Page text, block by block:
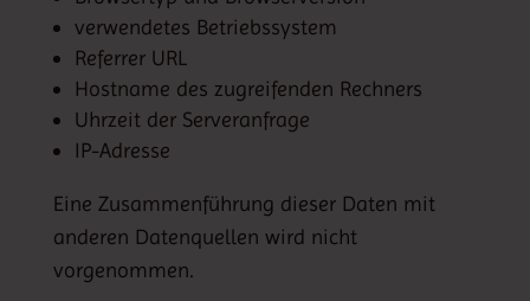
verwendetes Betriebssystem
Referrer URL
Hostname des zugreifenden Rechners
Uhrzeit der Serveranfrage
IP-Adresse
Eine Zusammenführung dieser Daten mit
anderen Datenquellen wird nicht
vorgenommen.